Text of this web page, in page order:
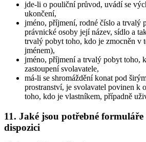
jde-li o pouliční průvod, uvádí se
ukončení,
jméno, příjmení, rodné číslo a trvalý
právnické osoby její název, sídlo a
trvalý pobyt toho, kdo je zmocněn v
jménem),
jméno, příjmení a trvalý pobyt toho,
zastoupení svolavatele,
má-li se shromáždění konat pod
prostranství, je svolavatel povinen k
toho, kdo je vlastníkem, případně
11. Jaké jsou potřebné
dispozici